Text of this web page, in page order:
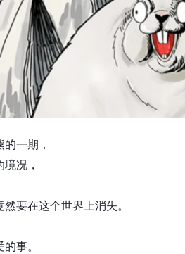
一期，
况，
要在这个世界上消失。
事。